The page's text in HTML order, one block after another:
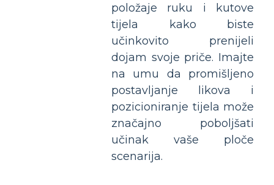
položaje ruku i kutove
tijela kako biste
učinkovito prenijeli
dojam svoje priče. Imajte
na umu da promišljeno
postavljanje likova i
pozicioniranje tijela može
značajno poboljšati
učinak vaše ploče
scenarija.